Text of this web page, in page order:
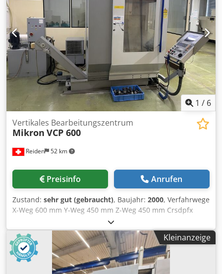
1 / 6
Reiden 52 km
Vertikales Bearbeitungszentrum
Mikron VCP 600
Preisinfo Anrufen
Zustand: sehr gut (gebraucht), Baujahr: 2000, Verfahrwege
X-Weg 600 mm Y-Weg 450 mm Z-Weg 450 mm Crsdpfx
Aoyvzbnep Hof Tischgrösse 850 x 530 mm Arbeitsspindel
Spindeldrehzahl 100 – 20’000 U/min. Werkzeugaufnahme
HSK 63 WZ-Magazinplätze 30 Stück Abmessungen der
Maschine 3900 x 3500 x 2700 mm Gewicht 6500 kg
Kleinanzeige